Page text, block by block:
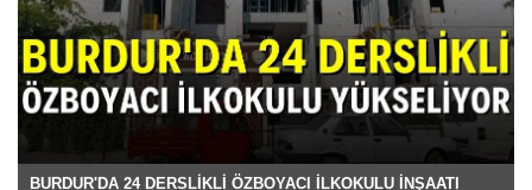
BURDUR'DA 24 DERSLİKLİ ÖZBOYACI İLKOKULU İNŞAATI